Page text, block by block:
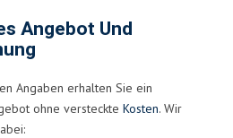
Angebot Und
Angaben erhalten Sie ein
ohne versteckte Kosten. Wir